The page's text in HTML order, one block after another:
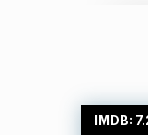
IMDB: